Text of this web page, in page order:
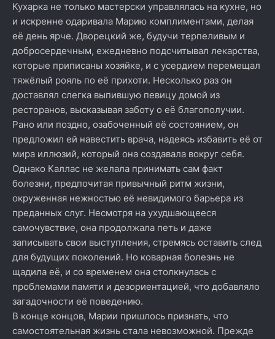
Кухарка не только мастерски управлялась на кухне, но
и искренне одаривала Марию комплиментами, делая
её день ярче. Дворецкий же, будучи терпеливым и
добросердечным, ежедневно подсчитывал лекарства,
которые приписаны хозяйке, и с усердием перемещал
тяжёлый рояль по её прихоти. Несколько раз он
доставлял слегка выпившую певицу домой из
ресторанов, высказывая заботу о её благополучии.
Рано или поздно, озабоченный её состоянием, он
предложил ей навестить врача, надеясь избавить её от
мира иллюзий, который она создавала вокруг себя.
Однако Каллас не желала принимать сам факт
болезни, предпочитая привычный ритм жизни,
окруженная нежностью её невидимого барьера из
преданных слуг. Несмотря на ухудшающееся
самочувствие, она продолжала петь и даже
записывать свои выступления, стремясь оставить след
для будущих поколений. Но коварная болезнь не
щадила её, и со временем она столкнулась с
проблемами памяти и дезориентацией, что добавляло
загадочности её поведению.
В конце концов, Марии пришлось признать, что
самостоятельная жизнь стала невозможной. Прежде